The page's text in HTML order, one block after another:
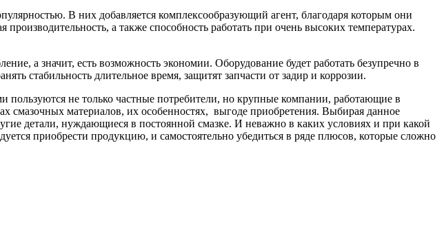
В них добавляется комплексообразующий агент, благодаря которым они
а также способность работать при очень высоких температурах.
а значит, есть возможность экономии. Оборудование будет работать безупречно в
стабильность длительное время, защитят запчасти от задир и коррозии.
не только частные потребители, но крупные компании, работающие в
смазочных материалов, их особенностях, выгоде приобретения. Выбирая данное
детали, нуждающиеся в постоянной смазке. И неважно в каких условиях и при какой
приобрести продукцию, и самостоятельно убедиться в ряде плюсов, которые сложно